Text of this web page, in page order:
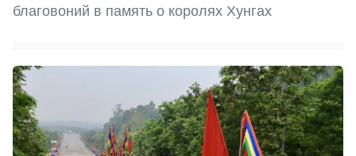
благовоний в память о королях Хунгах